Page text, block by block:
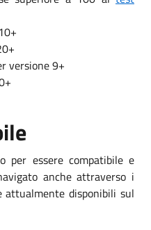
versione 9+
per essere compatibile e
anche attraverso i
disponibili sul